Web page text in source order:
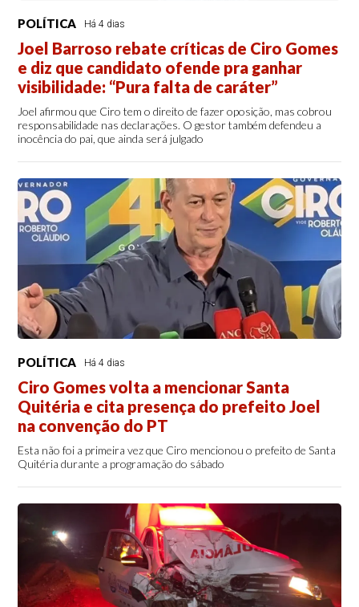
POLÍTICA Há 4 dias
Joel Barroso rebate críticas de Ciro Gomes
e diz que candidato ofende pra ganhar
visibilidade: “Pura falta de caráter”
Joel afirmou que Ciro tem o direito de fazer oposição, mas cobrou
responsabilidade nas declarações. O gestor também defendeu a
inocência do pai, que ainda será julgado
POLÍTICA Há 4 dias
Ciro Gomes volta a mencionar Santa
Quitéria e cita presença do prefeito Joel
na convenção do PT
Esta não foi a primeira vez que Ciro mencionou o prefeito de Santa
Quitéria durante a programação do sábado